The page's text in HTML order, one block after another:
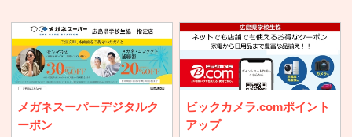
メガネスーパーデジタルク
ーポン
ビックカメラ.comポイント
アップ